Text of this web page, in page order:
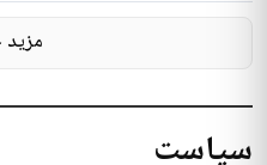
سیاست